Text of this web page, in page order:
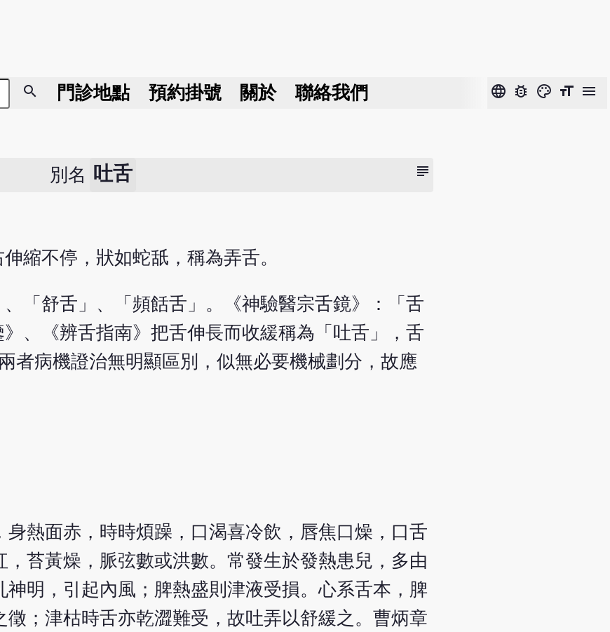
search 門診地點 預約掛號 關於 聯絡我們 language bug_report color_lens format_size menu
subject
別名 吐舌
縮不停，狀如蛇舐，稱為弄舌。
「舒舌」、「頻餂舌」。《神驗醫宗舌鏡》：「舌
、《辨舌指南》把舌伸長而收緩稱為「吐舌」，舌
者病機證治無明顯區別，似無必要機械劃分，故應
熱面赤，時時煩躁，口渴喜冷飲，唇焦口燥，口舌
苔黃燥，脈弦數或洪數。常發生於發熱患兒，多由
明，引起內風；脾熱盛則津液受損。心系舌本，脾
；津枯時舌亦乾澀難受，故吐弄以舒緩之。曹炳章